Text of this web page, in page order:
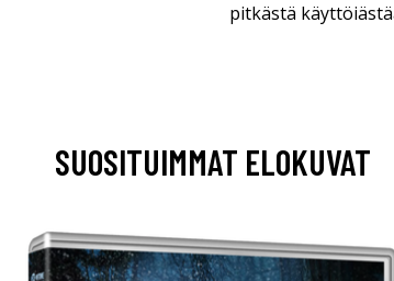
pitkästä
SUOSITUIMMAT ELOKUVAT